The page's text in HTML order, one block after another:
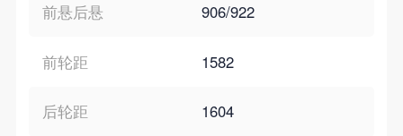
前悬后悬 906/922
前轮距 1582
后轮距 1604